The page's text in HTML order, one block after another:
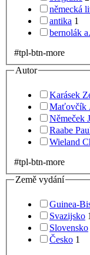
německá
antika 1
bernolák a.
#tpl-btn-more
Autor
Karásek
Maťovčík
Němeček
Raabe
Wieland
#tpl-btn-more
Země vydání
Guinea-
Svazijsko 1
Slovensko
Česko 1